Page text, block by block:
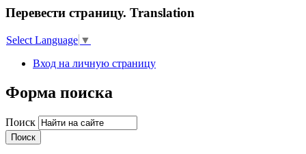
Перевести страницу. Translation
Select Language ▼
Вход на личную страницу
Форма поиска
Поиск